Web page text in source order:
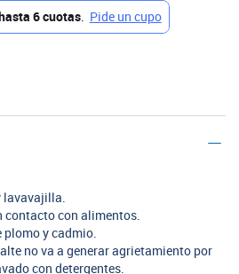
lavavajilla.
contacto con alimentos.
plomo y cadmio.
no va a generar agrietamiento por
con detergentes.